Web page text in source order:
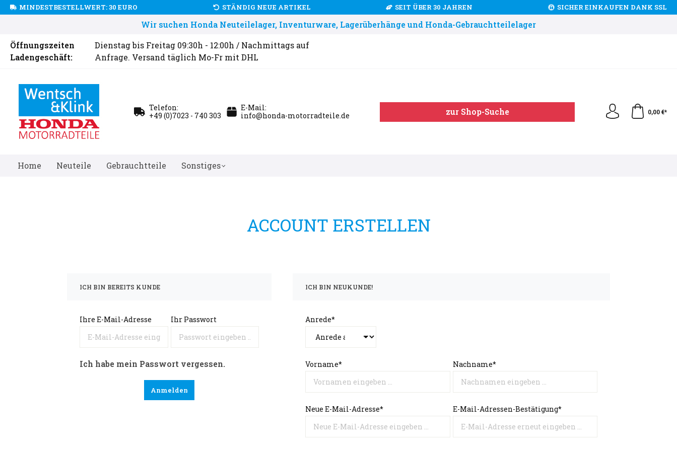
MINDESTBESTELLWERT: 30 EURO STÄNDIG NEUE ARTIKEL SEIT ÜBER 30 JAHREN SICHER EINKAUFEN DANK SSL
Wir suchen Honda Neuteilelager, Inventurware, Lagerüberhänge und Honda-Gebrauchtteilelager
Öffnungszeiten
Ladengeschäft:
Dienstag bis Freitag 09:30h - 12:00h / Nachmittags auf
Anfrage. Versand täglich Mo-Fr mit DHL
Telefon:
+49 (0)7023 - 740 303
E-Mail:
info@honda-motorradteile.de
zur Shop-Suche 0,00 €*
Home Neuteile Gebrauchtteile Sonstiges
ACCOUNT ERSTELLEN
ICH BIN BEREITS KUNDE
Ihre E-Mail-Adresse Ihr Passwort
Ich habe mein Passwort vergessen.
Anmelden
ICH BIN NEUKUNDE!
Anrede*
Vorname* Nachname*
Neue E-Mail-Adresse* E-Mail-Adressen-Bestätigung*